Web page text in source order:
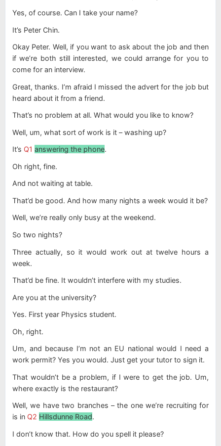
Yes, of course. Can I take your name?
It’s Peter Chin.
Okay Peter. Well, if you want to ask about the job and then
if we’re both still interested, we could arrange for you to
come for an interview.
Great, thanks. I’m afraid I missed the advert for the job but
heard about it from a friend.
That’s no problem at all. What would you like to know?
Well, um, what sort of work is it – washing up?
It’s Q1 answering the phone.
Oh right, fine.
And not waiting at table.
That’d be good. And how many nights a week would it be?
Well, we’re really only busy at the weekend.
So two nights?
Three actually, so it would work out at twelve hours a
week.
That’d be fine. It wouldn’t interfere with my studies.
Are you at the university?
Yes. First year Physics student.
Oh, right.
Um, and because I’m not an EU national would I need a
work permit? Yes you would. Just get your tutor to sign it.
That wouldn’t be a problem, if I were to get the job. Um,
where exactly is the restaurant?
Well, we have two branches – the one we’re recruiting for
is in Q2 Hillsdunne Road.
I don’t know that. How do you spell it please?